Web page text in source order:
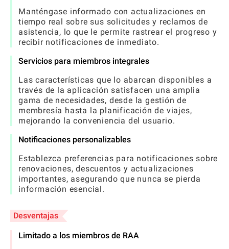
Manténgase informado con actualizaciones en
tiempo real sobre sus solicitudes y reclamos de
asistencia, lo que le permite rastrear el progreso y
recibir notificaciones de inmediato.
Servicios para miembros integrales
Las características que lo abarcan disponibles a
través de la aplicación satisfacen una amplia
gama de necesidades, desde la gestión de
membresía hasta la planificación de viajes,
mejorando la conveniencia del usuario.
Notificaciones personalizables
Establezca preferencias para notificaciones sobre
renovaciones, descuentos y actualizaciones
importantes, asegurando que nunca se pierda
información esencial.
Desventajas
Limitado a los miembros de RAA